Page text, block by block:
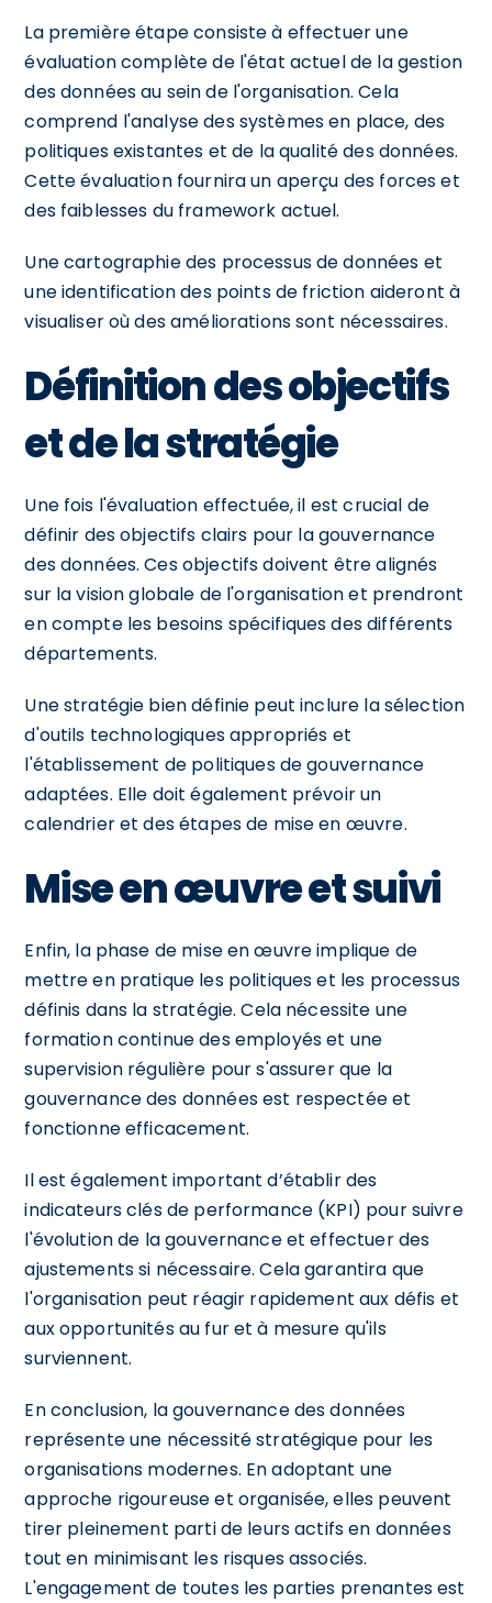
La première étape consiste à effectuer une
évaluation complète de l'état actuel de la gestion
des données au sein de l'organisation. Cela
comprend l'analyse des systèmes en place, des
politiques existantes et de la qualité des données.
Cette évaluation fournira un aperçu des forces et
des faiblesses du framework actuel.
Une cartographie des processus de données et
une identification des points de friction aideront à
visualiser où des améliorations sont nécessaires.
Définition des objectifs
et de la stratégie
Une fois l'évaluation effectuée, il est crucial de
définir des objectifs clairs pour la gouvernance
des données. Ces objectifs doivent être alignés
sur la vision globale de l'organisation et prendront
en compte les besoins spécifiques des différents
départements.
Une stratégie bien définie peut inclure la sélection
d'outils technologiques appropriés et
l'établissement de politiques de gouvernance
adaptées. Elle doit également prévoir un
calendrier et des étapes de mise en œuvre.
Mise en œuvre et suivi
Enfin, la phase de mise en œuvre implique de
mettre en pratique les politiques et les processus
définis dans la stratégie. Cela nécessite une
formation continue des employés et une
supervision régulière pour s'assurer que la
gouvernance des données est respectée et
fonctionne efficacement.
Il est également important d’établir des
indicateurs clés de performance (KPI) pour suivre
l'évolution de la gouvernance et effectuer des
ajustements si nécessaire. Cela garantira que
l'organisation peut réagir rapidement aux défis et
aux opportunités au fur et à mesure qu'ils
surviennent.
En conclusion, la gouvernance des données
représente une nécessité stratégique pour les
organisations modernes. En adoptant une
approche rigoureuse et organisée, elles peuvent
tirer pleinement parti de leurs actifs en données
tout en minimisant les risques associés.
L'engagement de toutes les parties prenantes est